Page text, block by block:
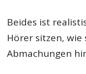
Beides ist
Hörer sitzen,
Abmachungen